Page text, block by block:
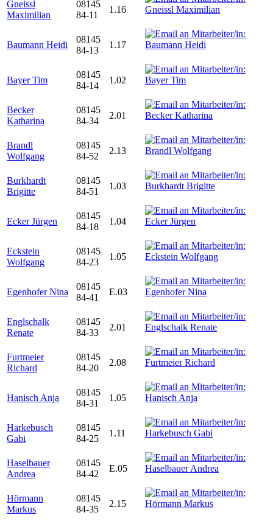
Gneissl
Maximilian
08145
84-11
1.16
Baumann Heidi
08145
84-13
1.17
Bayer Tim
08145
84-14
1.02
Becker
Katharina
08145
84-34
2.01
Brandl
Wolfgang
08145
84-52
2.13
Burkhardt
Brigitte
08145
84-51
1.03
Ecker Jürgen
08145
84-18
1.04
Eckstein
Wolfgang
08145
84-23
1.05
Egenhofer Nina
08145
84-41
E.03
Englschalk
Renate
08145
84-33
2.01
Furtmeier
Richard
08145
84-20
2.08
Hanisch Anja
08145
84-31
1.05
Harkebusch
Gabi
08145
84-25
1.11
Haselbauer
Andrea
08145
84-42
E.05
Hörmann
Markus
08145
84-35
2.15